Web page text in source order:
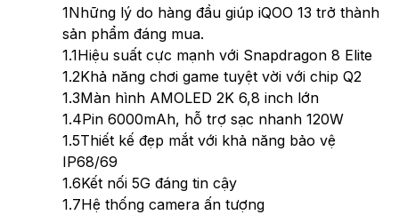
1Những lý do hàng đầu giúp iQOO 13 trở thành
sản phẩm đáng mua.
1.1Hiệu suất cực mạnh với Snapdragon 8 Elite
1.2Khả năng chơi game tuyệt vời với chip Q2
1.3Màn hình AMOLED 2K 6,8 inch lớn
1.4Pin 6000mAh, hỗ trợ sạc nhanh 120W
1.5Thiết kế đẹp mắt với khả năng bảo vệ
IP68/69
1.6Kết nối 5G đáng tin cậy
1.7Hệ thống camera ấn tượng